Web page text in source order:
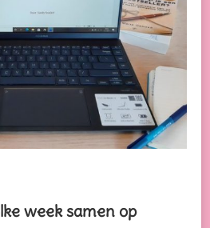
week samen op